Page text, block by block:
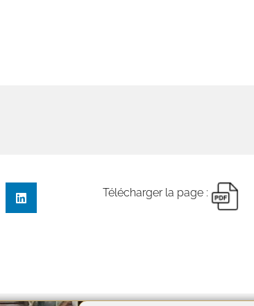
Télécharger la page :